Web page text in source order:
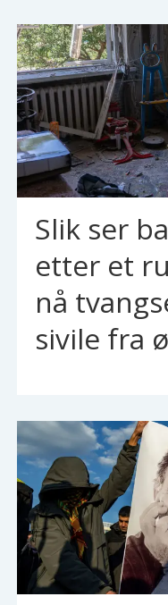
Slik ser
etter et
nå
sivile fra